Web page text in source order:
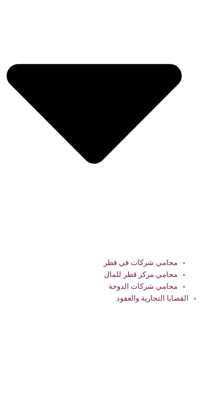
محامي شركات في قطر
محامي مركز قطر للمال
محامي شركات الدوحة
القضايا التجارية والعقود